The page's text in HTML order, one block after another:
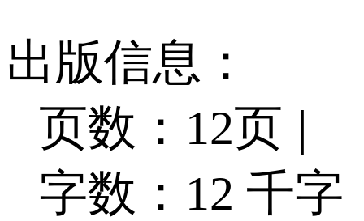
出版信息：
页数：12页 |
字数：12 千字